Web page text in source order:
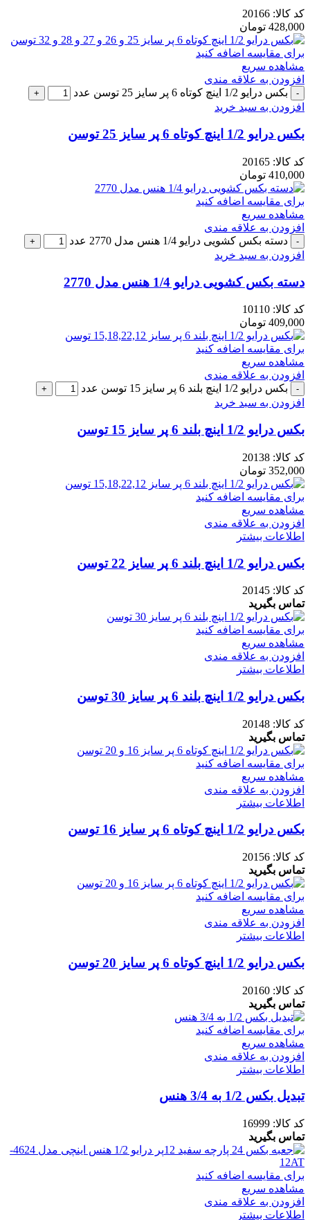
کد کالا: 20166
428,000 تومان
برای مقایسه اضافه کنید
مشاهده سریع
افزودن به علاقه مندی
بکس درایو 1/2 اینچ کوتاه 6 پر سایز 25 توسن عدد
افزودن به سبد خرید
بکس درایو 1/2 اینچ کوتاه 6 پر سایز 25 توسن
کد کالا: 20165
410,000 تومان
برای مقایسه اضافه کنید
مشاهده سریع
افزودن به علاقه مندی
دسته بکس کشویی درایو 1/4 هنس مدل 2770 عدد
افزودن به سبد خرید
دسته بکس کشویی درایو 1/4 هنس مدل 2770
کد کالا: 10110
409,000 تومان
برای مقایسه اضافه کنید
مشاهده سریع
افزودن به علاقه مندی
بکس درایو 1/2 اینچ بلند 6 پر سایز 15 توسن عدد
افزودن به سبد خرید
بکس درایو 1/2 اینچ بلند 6 پر سایز 15 توسن
کد کالا: 20138
352,000 تومان
برای مقایسه اضافه کنید
مشاهده سریع
افزودن به علاقه مندی
اطلاعات بیشتر
بکس درایو 1/2 اینچ بلند 6 پر سایز 22 توسن
کد کالا: 20145
تماس بگیرید
برای مقایسه اضافه کنید
مشاهده سریع
افزودن به علاقه مندی
اطلاعات بیشتر
بکس درایو 1/2 اینچ بلند 6 پر سایز 30 توسن
کد کالا: 20148
تماس بگیرید
برای مقایسه اضافه کنید
مشاهده سریع
افزودن به علاقه مندی
اطلاعات بیشتر
بکس درایو 1/2 اینچ کوتاه 6 پر سایز 16 توسن
کد کالا: 20156
تماس بگیرید
برای مقایسه اضافه کنید
مشاهده سریع
افزودن به علاقه مندی
اطلاعات بیشتر
بکس درایو 1/2 اینچ کوتاه 6 پر سایز 20 توسن
کد کالا: 20160
تماس بگیرید
برای مقایسه اضافه کنید
مشاهده سریع
افزودن به علاقه مندی
اطلاعات بیشتر
تبدیل بکس 1/2 به 3/4 هنس
کد کالا: 16999
تماس بگیرید
برای مقایسه اضافه کنید
مشاهده سریع
افزودن به علاقه مندی
اطلاعات بیشتر